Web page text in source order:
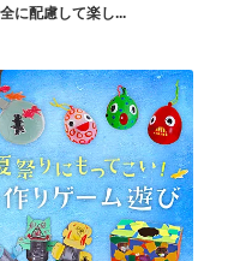
に配慮して楽し...